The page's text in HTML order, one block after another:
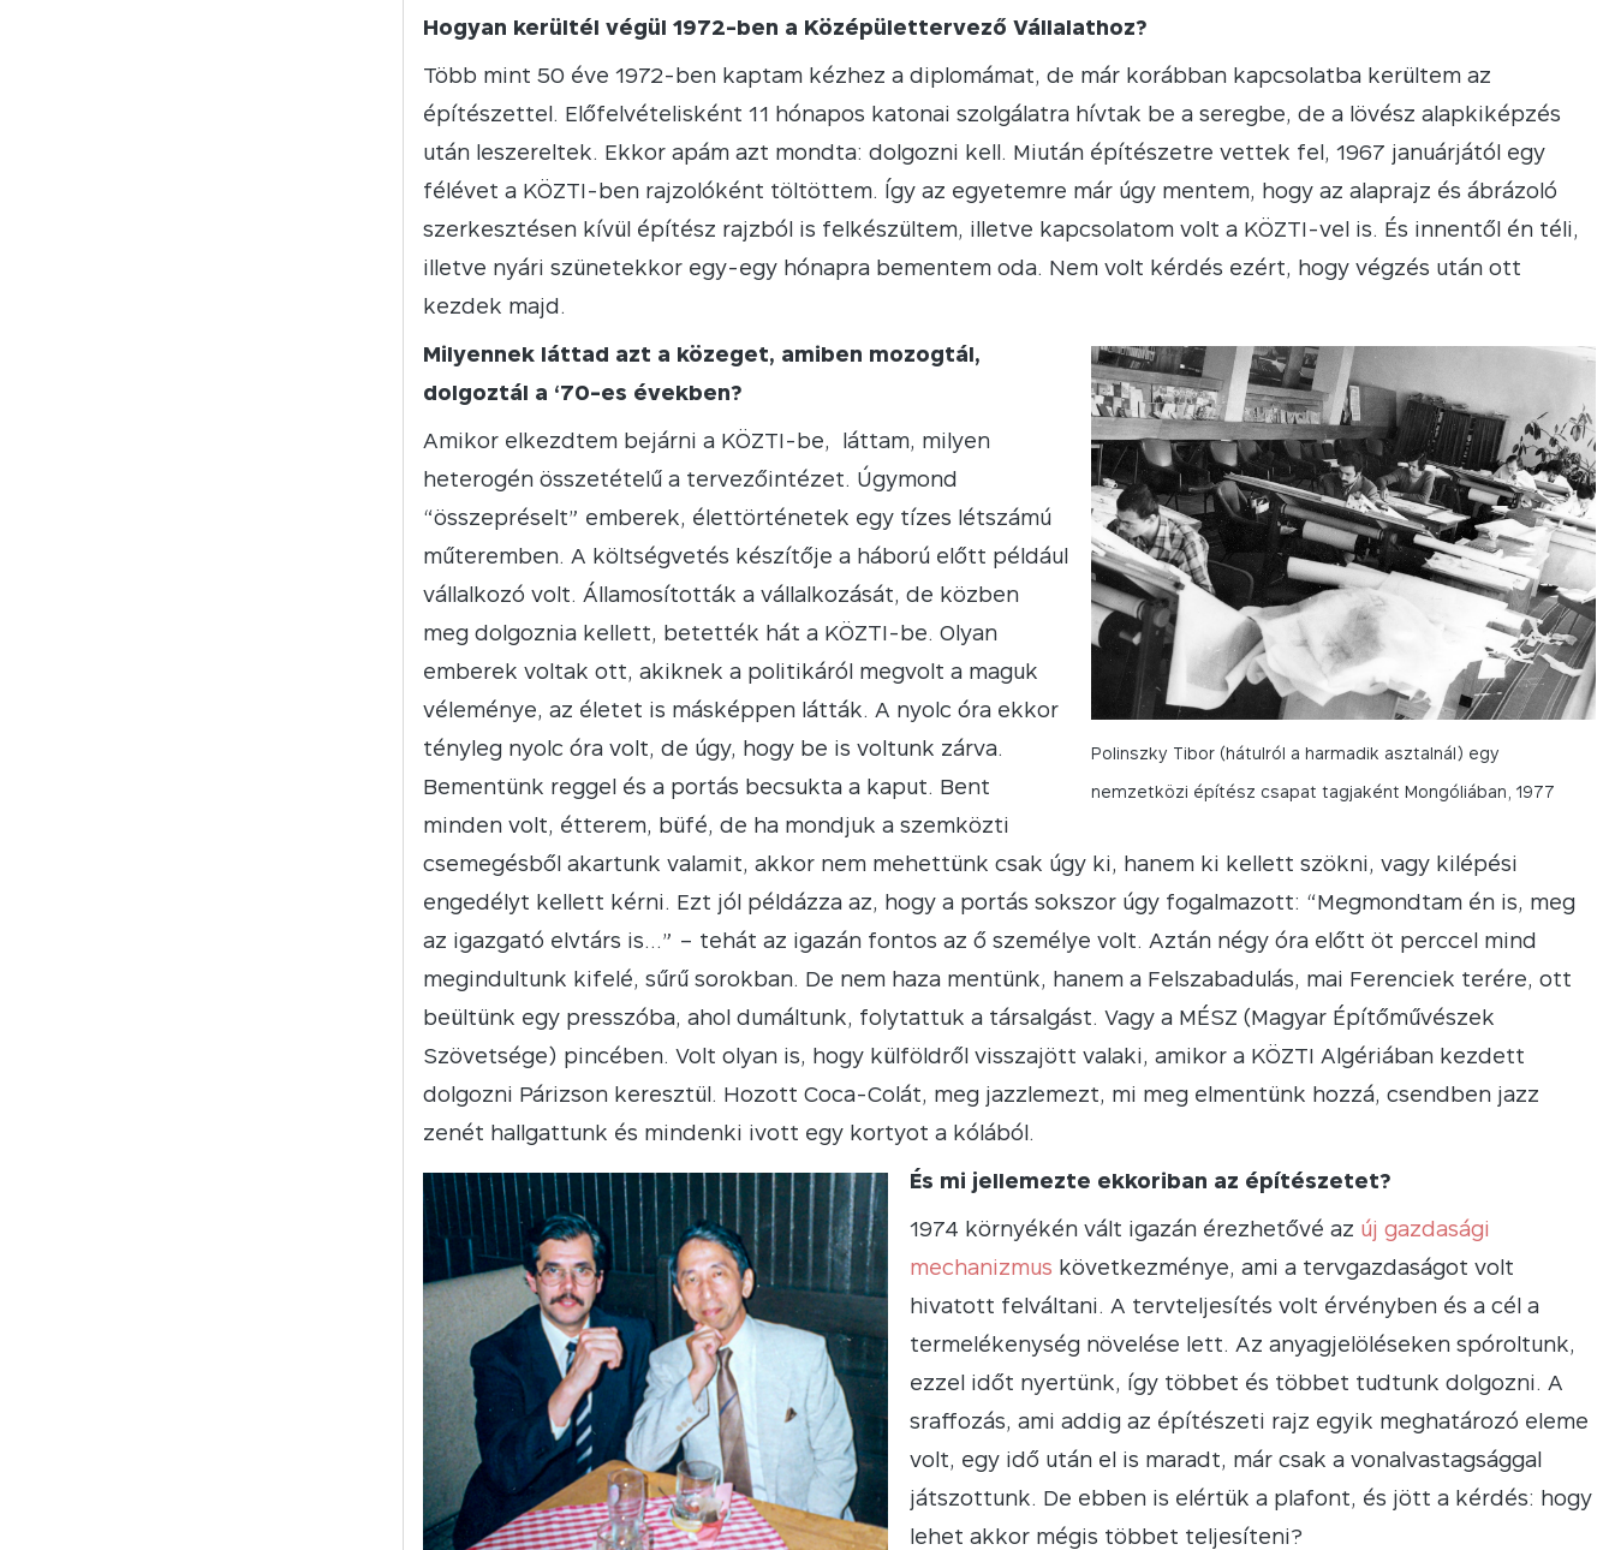
Hogyan kerültél végül 1972-ben a Középülettervező Vállalathoz?
Több mint 50 éve 1972-ben kaptam kézhez a diplomámat, de már korábban kapcsolatba kerültem az
építészettel. Előfelvételisként 11 hónapos katonai szolgálatra hívtak be a seregbe, de a lövész alapkiképzés
után leszereltek. Ekkor apám azt mondta: dolgozni kell. Miután építészetre vettek fel, 1967 januárjától egy
félévet a KÖZTI-ben rajzolóként töltöttem. Így az egyetemre már úgy mentem, hogy az alaprajz és ábrázoló
szerkesztésen kívül építész rajzból is felkészültem, illetve kapcsolatom volt a KÖZTI-vel is. És innentől én téli,
illetve nyári szünetekkor egy-egy hónapra bementem oda. Nem volt kérdés ezért, hogy végzés után ott
kezdek majd.
Polinszky Tibor (hátulról a harmadik asztalnál) egy
nemzetközi építész csapat tagjaként Mongóliában, 1977
Milyennek láttad azt a közeget, amiben mozogtál,
dolgoztál a ‘70-es években?
Amikor elkezdtem bejárni a KÖZTI-be, láttam, milyen
heterogén összetételű a tervezőintézet. Úgymond
“összepréselt” emberek, élettörténetek egy tízes létszámú
műteremben. A költségvetés készítője a háború előtt például
vállalkozó volt. Államosították a vállalkozását, de közben
meg dolgoznia kellett, betették hát a KÖZTI-be. Olyan
emberek voltak ott, akiknek a politikáról megvolt a maguk
véleménye, az életet is másképpen látták. A nyolc óra ekkor
tényleg nyolc óra volt, de úgy, hogy be is voltunk zárva.
Bementünk reggel és a portás becsukta a kaput. Bent
minden volt, étterem, büfé, de ha mondjuk a szemközti
csemegésből akartunk valamit, akkor nem mehettünk csak úgy ki, hanem ki kellett szökni, vagy kilépési
engedélyt kellett kérni. Ezt jól példázza az, hogy a portás sokszor úgy fogalmazott: “Megmondtam én is, meg
az igazgató elvtárs is…” – tehát az igazán fontos az ő személye volt. Aztán négy óra előtt öt perccel mind
megindultunk kifelé, sűrű sorokban. De nem haza mentünk, hanem a Felszabadulás, mai Ferenciek terére, ott
beültünk egy presszóba, ahol dumáltunk, folytattuk a társalgást. Vagy a MÉSZ (Magyar Építőművészek
Szövetsége) pincében. Volt olyan is, hogy külföldről visszajött valaki, amikor a KÖZTI Algériában kezdett
dolgozni Párizson keresztül. Hozott Coca-Colát, meg jazzlemezt, mi meg elmentünk hozzá, csendben jazz
zenét hallgattunk és mindenki ivott egy kortyot a kólából.
És mi jellemezte ekkoriban az építészetet?
1974 környékén vált igazán érezhetővé az új gazdasági
mechanizmus következménye, ami a tervgazdaságot volt
hivatott felváltani. A tervteljesítés volt érvényben és a cél a
termelékenység növelése lett. Az anyagjelöléseken spóroltunk,
ezzel időt nyertünk, így többet és többet tudtunk dolgozni. A
sraffozás, ami addig az építészeti rajz egyik meghatározó eleme
volt, egy idő után el is maradt, már csak a vonalvastagsággal
játszottunk. De ebben is elértük a plafont, és jött a kérdés: hogy
lehet akkor mégis többet teljesíteni?